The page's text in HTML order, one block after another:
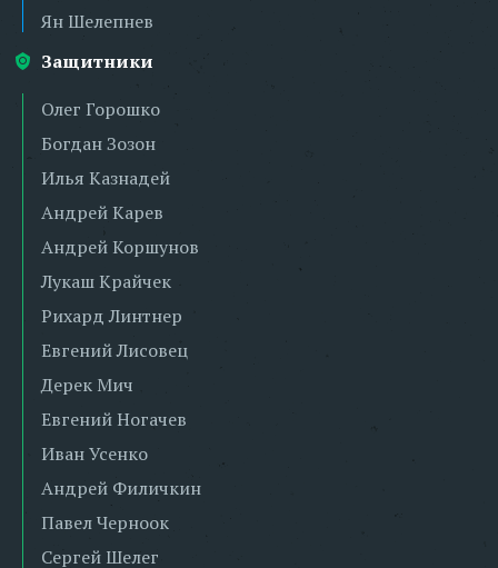
Ян Шелепнев
Защитники
Олег Горошко
Богдан Зозон
Илья Казнадей
Андрей Карев
Андрей Коршунов
Лукаш Крайчек
Рихард Линтнер
Евгений Лисовец
Дерек Мич
Евгений Ногачев
Иван Усенко
Андрей Филичкин
Павел Черноок
Сергей Шелег